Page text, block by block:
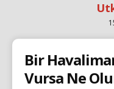
Bir
Vursa Ne